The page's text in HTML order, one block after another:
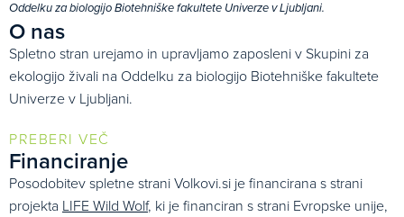
Oddelku za biologijo Biotehniške fakultete Univerze v Ljubljani.
O nas
Spletno stran urejamo in upravljamo zaposleni v Skupini za
ekologijo živali na Oddelku za biologijo Biotehniške fakultete
Univerze v Ljubljani.
PREBERI VEČ
Financiranje
Posodobitev spletne strani Volkovi.si je financirana s strani
projekta LIFE Wild Wolf, ki je financiran s strani Evropske unije,